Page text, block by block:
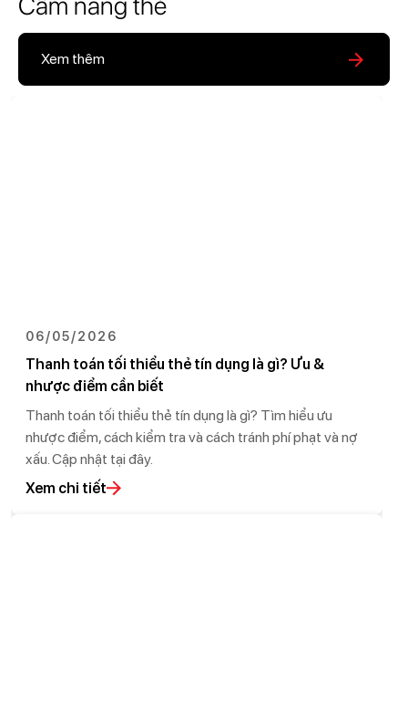
Xem thêm
06/05/2026
Thanh toán tối thiểu thẻ tín dụng là gì? Ưu &
nhược điểm cần biết
Thanh toán tối thiểu thẻ tín dụng là gì? Tìm hiểu ưu
nhược điểm, cách kiểm tra và cách tránh phí phạt và nợ
xấu. Cập nhật tại đây.
Xem chi tiết